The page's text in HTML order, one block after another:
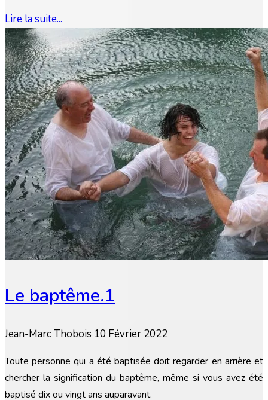
Lire la suite...
Le baptême.1
Jean-Marc Thobois 10 Février 2022
Toute personne qui a été baptisée doit regarder en arrière et
chercher la signification du baptême, même si vous avez été
baptisé dix ou vingt ans auparavant.